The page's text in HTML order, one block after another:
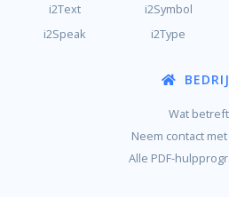
i2Text
i2Symbol
i2Speak
i2Type
Wat betreft
Neem contact
Alle PDF-